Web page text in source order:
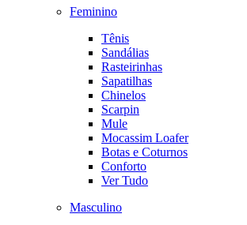
Feminino
Tênis
Sandálias
Rasteirinhas
Sapatilhas
Chinelos
Scarpin
Mule
Mocassim Loafer
Botas e Coturnos
Conforto
Ver Tudo
Masculino